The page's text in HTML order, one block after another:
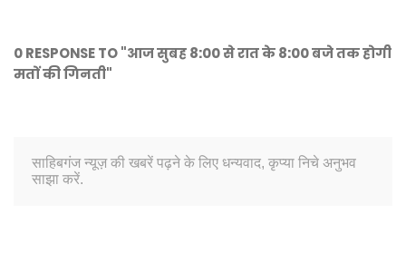
0 RESPONSE TO "आज सुबह 8:00 से रात के 8:00 बजे तक होगी
मतों की गिनती"
साहिबगंज न्यूज़ की खबरें पढ़ने के लिए धन्यवाद, कृप्या निचे अनुभव
साझा करें.